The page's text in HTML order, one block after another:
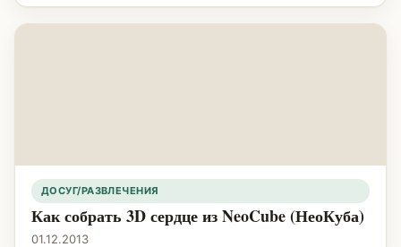
ДОСУГ/РАЗВЛЕЧЕНИЯ
Как собрать 3D сердце из NeoCube (НеоКуба)
01.12.2013